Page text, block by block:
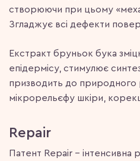
створюючи при цьому
Згладжує всі дефекти
Екстракт бруньок бука
епідермісу, стимулює
призводить до природного
мікрорельєфу шкіри,
Repair
Патент Repair – інтенсивна